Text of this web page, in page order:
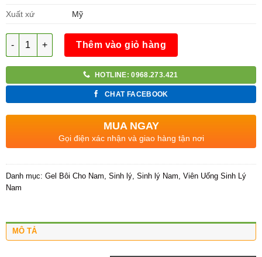
Xuất xứ Mỹ
Số lượng
Thêm vào giỏ hàng
HOTLINE: 0968.273.421
CHAT FACEBOOK
MUA NGAY
Gọi điện xác nhận và giao hàng tận nơi
Danh mục: Gel Bôi Cho Nam Sinh lý Sinh lý Nam Viên Uống Sinh Lý
Nam
MÔ TẢ